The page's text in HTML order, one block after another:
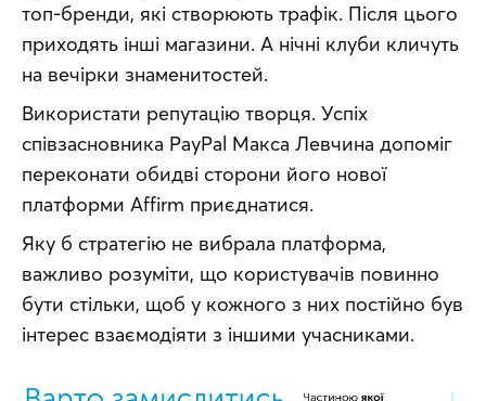
топ-бренди, які створюють трафік. Після цього
приходять інші магазини. А нічні клуби кличуть
на вечірки знаменитостей.
Використати репутацію творця. Успіх
співзасновника PayPal Макса Левчина допоміг
переконати обидві сторони його нової
платформи Affirm приєднатися.
Яку б стратегію не вибрала платформа,
важливо розуміти, що користувачів повинно
бути стільки, щоб у кожного з них постійно був
інтерес взаємодіяти з іншими учасниками.